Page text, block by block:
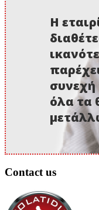
Η
συνεχή
όλα τα
Contact us